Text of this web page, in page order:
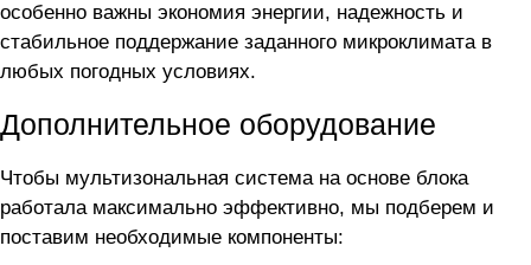
особенно важны экономия энергии, надежность и
стабильное поддержание заданного микроклимата в
любых погодных условиях.
Дополнительное оборудование
Чтобы мультизональная система на основе блока
работала максимально эффективно, мы подберем и
поставим необходимые компоненты: